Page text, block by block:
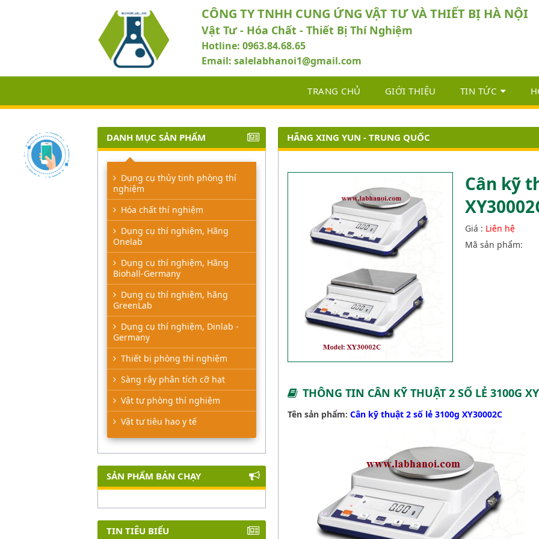
CÔNG TY TNHH CUNG ỨNG VẬT TƯ VÀ THIẾT BỊ HÀ NỘI
Vật Tư - Hóa Chất - Thiết Bị Thí Nghiệm
Hotline: 0963.84.68.65
Email: salelabhanoi1@gmail.com
TRANG CHỦ GIỚI THIỆU TIN TỨC
HÃNG XING YUN - TRUNG QUỐC
Cân kỹ
Giá : Liên hệ
Mã sản phẩm:
THÔNG TIN CÂN KỸ THUẬT 2 SỐ LẺ 3100G
Tên sản phẩm: Cân kỹ thuật 2 số lẻ 3100g XY30002C
DANH MỤC SẢN PHẨM
Dụng cụ thủy tinh phòng thí
nghiệm
Hóa chất thí nghiệm
Dụng cụ thí nghiệm, Hãng
Onelab
Dụng cụ thí nghiệm, Hãng
Biohall-Germany
Dụng cụ thí nghiệm, hãng
GreenLab
Dụng cụ thí nghiệm, Dinlab -
Germany
Thiết bị phòng thí nghiệm
Sàng rây phân tích cỡ hạt
Vật tư phòng thí nghiệm
Vật tư tiêu hao y tế
SẢN PHẨM BÁN CHẠY
TIN TIÊU BIỂU